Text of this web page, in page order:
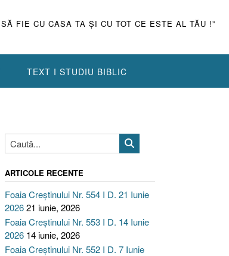
FIE CU CASA TA ŞI CU TOT CE ESTE AL TĂU !”
TEXT I STUDIU BIBLIC
ARTICOLE RECENTE
Foaia Creștinului Nr. 554 I D. 21 Iunie
202621 iunie, 2026
Foaia Creștinului Nr. 553 I D. 14 Iunie
2026 14 iunie, 2026
Foaia Creștinului Nr. 552 I D. 7 Iunie